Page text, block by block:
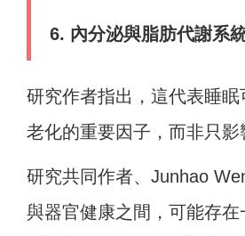
6. 內分泌與脂肪代謝系
研究作者指出，這代表睡
老化的重要因子，而非只影
研究共同作者、Junhao
與器官健康之間，可能存